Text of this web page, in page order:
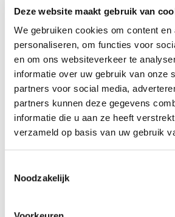
Deze website maakt gebruik van
We gebruiken cookies om content en
personaliseren, om functies voor
en om ons websiteverkeer te
informatie over uw gebruik van onze
partners voor social media,
partners kunnen deze gegevens
informatie die u aan ze heeft
verzameld op basis van uw gebruik
Noodzakelijk
Meer producten van